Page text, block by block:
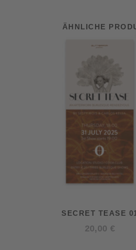
ÄHNLICHE
SECRET TEASE
20,00 €